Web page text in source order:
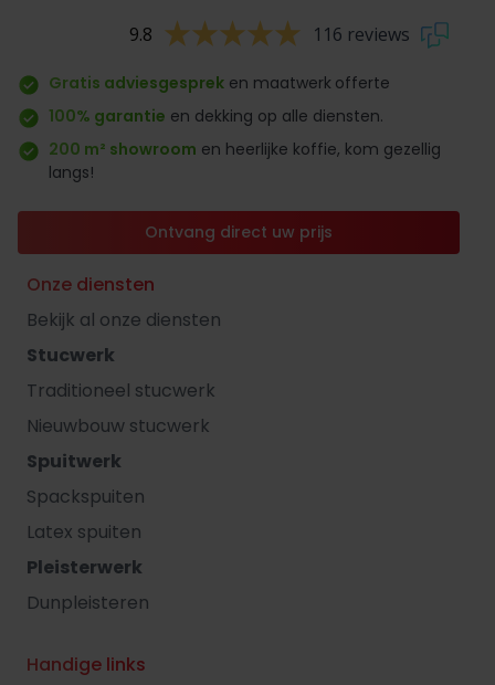
9.8 116 reviews
Gratis adviesgesprek en maatwerk offerte
100% garantie en dekking op alle diensten.
200 m² showroom en heerlijke koffie, kom gezellig
langs!
Ontvang direct uw prijs
Onze diensten
Bekijk al onze diensten
Stucwerk
Traditioneel stucwerk
Nieuwbouw stucwerk
Spuitwerk
Spackspuiten
Latex spuiten
Pleisterwerk
Dunpleisteren
Handige links